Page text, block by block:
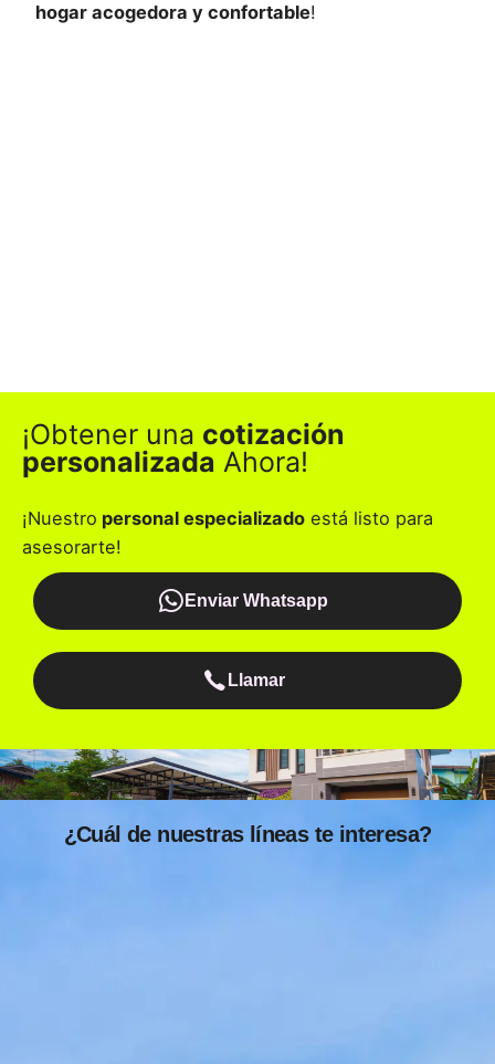
hogar acogedora y confortable!
¡Obtener una cotización
personalizada Ahora!
¡Nuestro personal especializado está listo para
asesorarte!
Enviar Whatsapp
Llamar
¿Cuál de nuestras líneas te interesa?